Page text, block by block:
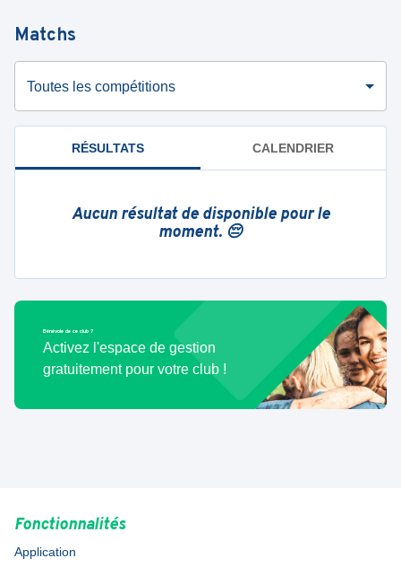
Matchs
Toutes les compétitions
RÉSULTATS CALENDRIER
Aucun résultat de disponible pour le
moment. 😔
Bénévole de ce club ?
Activez l'espace de gestion
gratuitement pour votre club !
Fonctionnalités
Application